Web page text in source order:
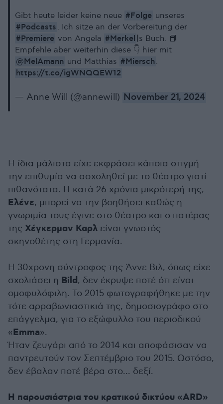
Gibt heute leider keine neue #Folge unseres
#Podcasts . Ich sitze an der Vorbereitung der
#Premiere von Angela #Merkel |s Buch. 📕
Empfehle aber weiterhin diese 👇 hier mit
@MelAmann und Matthias #Miersch.
https://t.co/igWNQQEW12
— Anne Will (@annewill) November 21, 2024
Η ίδια μάλιστα είχε εκφράσει κάποια στιγμή
την επιθυμία να ασχοληθεί με το θέατρο γιατί
πιθανότατα. Η κατά 26 χρόνια μικρότερή της,
Ελένε, μπορεί να την βοηθήσει καθώς η
γνωριμία τους έγινε στο θέατρο και ο πατέρας
της Χέγκερμαν Καρλ είναι γνωστός
σκηνοθέτης στη Γερμανία.
Η 30χρονη σύντροφος της Άννε Βιλ, όπως είχε
σχολιάσει η Bild, δεν έκρυψε ποτέ ότι είναι
ομοφυλόφιλη. Το 2015 φωτογραφήθηκε με την
τότε αρραβωνιαστικιά της, δημοσιογράφο στο
επάγγελμα, για το εξώφυλλο του περιοδικού
«Emma».
Ήταν ζευγάρι από το 2014 και αποφάσισαν να
παντρευτούν τον Σεπτέμβριο του 2015. Ωστόσο,
δεν έβαλαν ποτέ βέρα στο... δεξί.
Η παρουσιάστρια του κρατικού δικτύου «ARD»